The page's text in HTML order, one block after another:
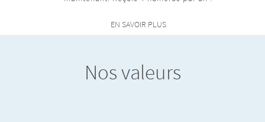
EN SAVOIR PLUS
Nos valeurs